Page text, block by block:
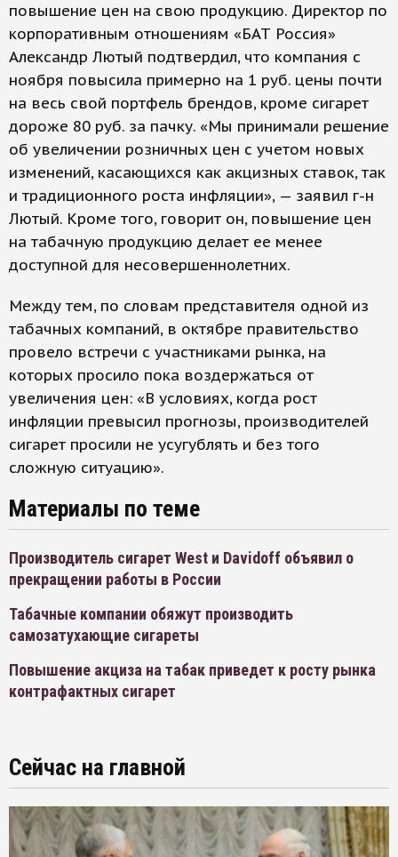
повышение цен на свою продукцию. Директор по
корпоративным отношениям «БАТ Россия»
Александр Лютый подтвердил, что компания с
ноября повысила примерно на 1 руб. цены почти
на весь свой портфель брендов, кроме сигарет
дороже 80 руб. за пачку. «Мы принимали решение
об увеличении розничных цен с учетом новых
изменений, касающихся как акцизных ставок, так
и традиционного роста инфляции», — заявил г-н
Лютый. Кроме того, говорит он, повышение цен
на табачную продукцию делает ее менее
доступной для несовершеннолетних.
Между тем, по словам представителя одной из
табачных компаний, в октябре правительство
провело встречи с участниками рынка, на
которых просило пока воздержаться от
увеличения цен: «В условиях, когда рост
инфляции превысил прогнозы, производителей
сигарет просили не усугублять и без того
сложную ситуацию».
Материалы по теме
Производитель сигарет West и Davidoff объявил о
прекращении работы в России
Табачные компании обяжут производить
самозатухающие сигареты
Повышение акциза на табак приведет к росту рынка
контрафактных сигарет
Сейчас на главной